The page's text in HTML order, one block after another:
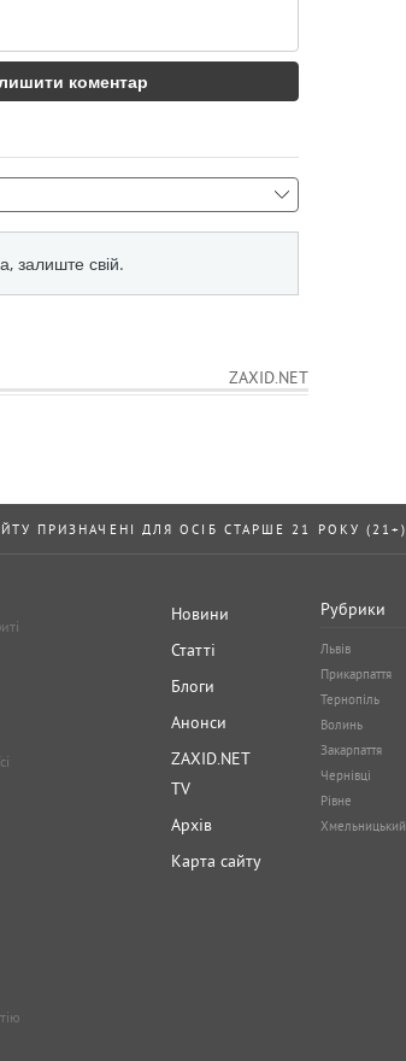
ZAXID.NET
ПРИЗНАЧЕНІ ДЛЯ ОСІБ СТАРШЕ 21 РОКУ (21+)
Новини
Статті
Блоги
Анонси
ZAXID.NET
TV
Архів
Карта сайту
Рубрики
Львів
Прикарпаття
Тернопіль
Волинь
Закарпаття
Чернівці
Рівне
Хмельницький